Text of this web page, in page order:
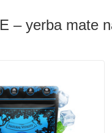
– yerba mate